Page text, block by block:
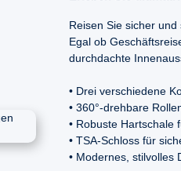
Reisen Sie sicher
Egal ob
durchdachte
• Drei verschiedene
• 360°-drehbare
• Robuste Hartschale
• TSA-Schloss für
• Modernes, stilvolles